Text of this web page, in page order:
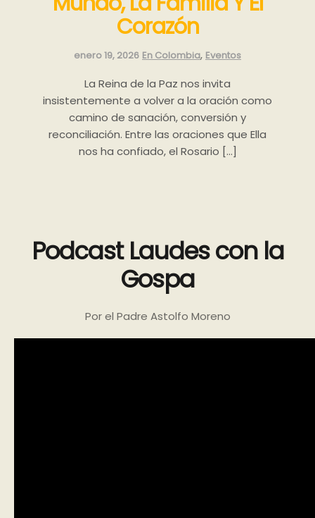
Corazón
enero 19, 2026 Categories:
En Colombia, Eventos
La Reina de la Paz nos invita
insistentemente a volver a la oración como
camino de sanación, conversión y
reconciliación. Entre las oraciones que Ella
nos ha confiado, el Rosario […]
Podcast Laudes con la
Gospa
Por el Padre Astolfo Moreno